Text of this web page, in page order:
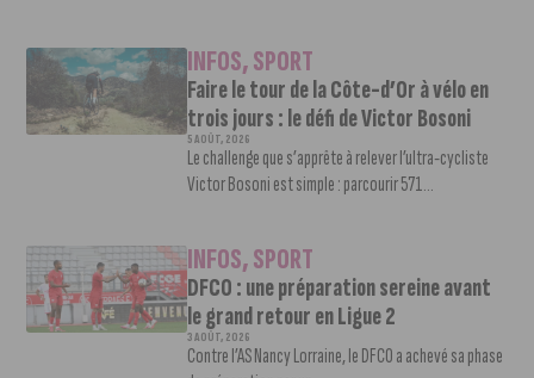
INFOS,SPORT
Faire le tour de la Côte-d’Or à vélo en
trois jours : le défi de Victor Bosoni
5 AOÛT, 2026
Le challenge que s’apprête à relever l’ultra-cycliste
Victor Bosoni est simple : parcourir 571...
INFOS,SPORT
DFCO : une préparation sereine avant
le grand retour en Ligue 2
3 AOÛT, 2026
Contre l’AS Nancy Lorraine, le DFCO a achevé sa phase